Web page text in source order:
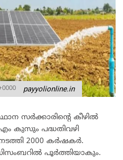
payyolionline.in
സർക്കാരിന്റെ കീഴിൽ
കുസും പദ്ധതിവഴി
2000 കർഷകർ.
പൂർത്തിയാകും.